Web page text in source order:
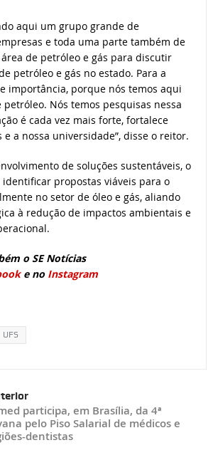
aqui um grupo grande de
e toda uma parte também de
de petróleo e gás para discutir
petróleo e gás no estado. Para a
importância, porque nós temos aqui
Nós temos pesquisas nessa
é cada vez mais forte, fortalece
e a nossa universidade”, disse o reitor.
de soluções sustentáveis, o
propostas viáveis para o
no setor de óleo e gás, aliando
à redução de impactos ambientais e
o SE Notícias
e no Instagram
UFS
participa, em Brasília, da 4ª
pelo Piso Salarial de médicos e
dentistas